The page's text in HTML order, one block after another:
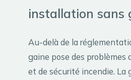
installation sans
Au-delà de la
gaine pose des problèmes
et de sécurité incendie. La